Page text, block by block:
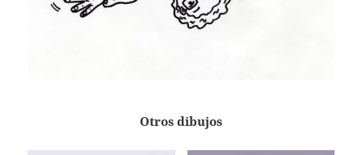
Otros dibujos